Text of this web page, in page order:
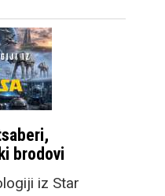
brodovi
iz Star